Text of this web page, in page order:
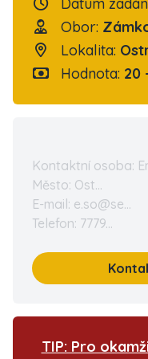
Datum
Obor:
Lokalita:
Hodnota: 20
Kontaktní osoba:
Město: Ost...
E-mail: e.so@se...
Telefon: 7779...
TIP: Pro